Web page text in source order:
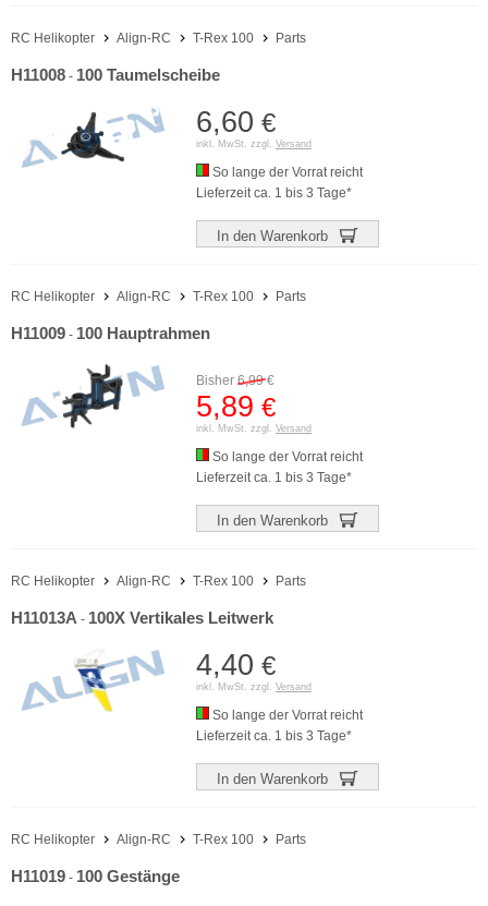
RC Helikopter Align-RC T-Rex 100 Parts
H11008 - 100 Taumelscheibe
6,60 €
inkl. MwSt. zzgl. Versand
So lange der Vorrat reicht
Lieferzeit ca. 1 bis 3 Tage*
In den Warenkorb
RC Helikopter Align-RC T-Rex 100 Parts
H11009 - 100 Hauptrahmen
Bisher 6,99€
5,89 €
inkl. MwSt. zzgl. Versand
So lange der Vorrat reicht
Lieferzeit ca. 1 bis 3 Tage*
In den Warenkorb
RC Helikopter Align-RC T-Rex 100 Parts
H11013A - 100X Vertikales Leitwerk
4,40 €
inkl. MwSt. zzgl. Versand
So lange der Vorrat reicht
Lieferzeit ca. 1 bis 3 Tage*
In den Warenkorb
RC Helikopter Align-RC T-Rex 100 Parts
H11019 - 100 Gestänge